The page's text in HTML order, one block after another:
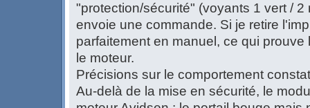
"protection/sécurité" (voyants 1 vert /
envoie une commande. Si je retire
parfaitement en manuel, ce qui
le moteur.
Précisions sur le comportement
Au-delà de la mise en sécurité, le